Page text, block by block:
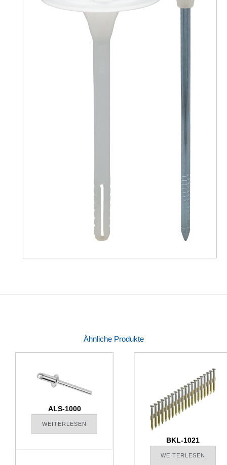
Ähnliche Produkte
ALS-1000
WEITERLESEN
BKL-1021
WEITERLESEN